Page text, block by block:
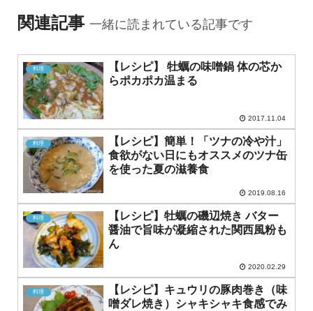
関連記事 一緒に読まれている記事です
料理
【レシピ】 牡蠣の味噌鍋 体の芯か
らポカポカ温まる
2017.11.04
料理
【レシピ】簡単！「ツナの冷や汁」
食欲がない日にもオススメのツナ缶
を使った夏の滋養食
2019.08.16
料理
【レシピ】牡蠣の磯辺焼き バター
醤油で旨味が凝縮された関西風粉も
ん
2020.02.29
料理
【レシピ】キュウリの豚肉巻き（味
噌ダレ焼き）シャキシャキ食感でみ